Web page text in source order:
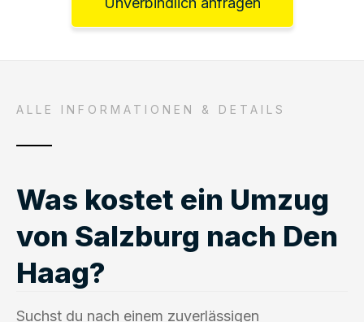
ALLE INFORMATIONEN & DETAILS
Was kostet ein Umzug
von Salzburg nach Den
Haag?
Suchst du nach einem zuverlässigen